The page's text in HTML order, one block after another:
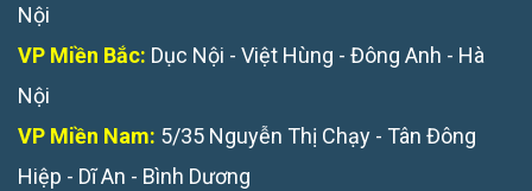
Nội
VP Miền Bắc: Dục Nội - Việt Hùng - Đông Anh - Hà
Nội
VP Miền Nam: 5/35 Nguyễn Thị Chạy - Tân Đông
Hiệp - Dĩ An - Bình Dương